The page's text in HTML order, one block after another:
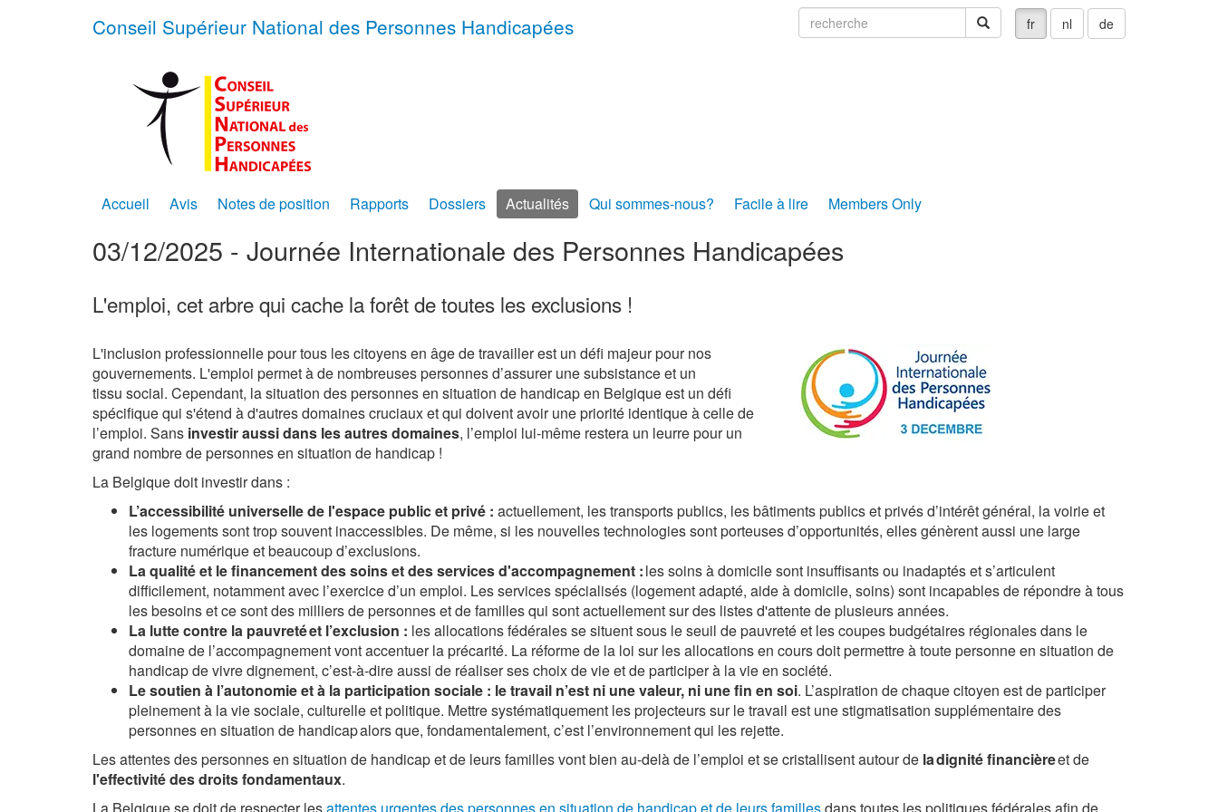
fr nl de
recherche recherche
Conseil Supérieur National des Personnes Handicapées
Accueil Avis Notes de position Rapports Dossiers Actualités Qui sommes-nous? Facile à lire Members Only
03/12/2025 - Journée Internationale des Personnes Handicapées
L'emploi, cet arbre qui cache la forêt de toutes les exclusions !
L'inclusion professionnellepour tous les citoyens en âge de travaillerest un défi majeurpour nos
gouvernements. L'emploi permet à de nombreuses personnes d’assurer une subsistance et un
tissu social. Cependant, la situation des personnesen situation de handicap en Belgiqueest un défi
spécifique qui s'étend à d'autres domaines cruciauxet qui doiventavoir une priorité identique à celle de
l’emploi. Sans investir aussidans les autres domaines, l’emploi lui-même restera un leurre pour un
grand nombre de personnes en situation de handicap !
La Belgique doit investir dans :
L’accessibilité universelle de l'espace public et privé : actuellement, les transports publics, les bâtiments publics et privés d’intérêt général, la voirie et
les logements sont trop souvent inaccessibles. De même, si les nouvelles technologies sont porteuses d’opportunités, elles génèrent aussi une large
fracture numérique et beaucoup d’exclusions.
La qualité et le financement des soins et des services d'accompagnement :les soins à domicile sont insuffisants ou inadaptés et s’articulent
difficilement, notamment avec l’exercice d’un emploi. Les services spécialisés (logement adapté, aide à domicile, soins) sont incapables de répondre à tous
les besoins et ce sont des milliers de personnes et de familles qui sont actuellement sur des listes d'attente de plusieurs années.
La lutte contre la pauvreté et l’exclusion : les allocations fédérales se situent sous le seuil de pauvreté et les coupes budgétaires régionales dans le
domaine de l’accompagnement vont accentuer la précarité. La réforme de la loi sur les allocations en cours doit permettre à toute personne en situation de
handicap de vivre dignement, c’est-à-dire aussi de réaliser ses choix de vie et de participer à la vie en société.
Le soutien à l’autonomie et à la participation sociale : le travail n’est ni une valeur, ni une fin en soi. L’aspiration de chaque citoyen est de participer
pleinement à la vie sociale, culturelle et politique. Mettre systématiquement les projecteurs sur le travail est une stigmatisation supplémentaire des
personnes en situation de handicap alors que, fondamentalement, c’est l’environnement qui les rejette.
Les attentes des personnes en situation de handicap et de leurs familles vont bien au-delà de l’emploi et se cristallisent autour de ladignité financièreet de
l'effectivité des droits fondamentaux.